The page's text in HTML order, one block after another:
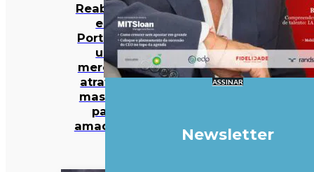
Reabilitar
em
Portugal:
um
mercado
atrativo,
mas não
para
amadores
ASSINAR
Newsletter